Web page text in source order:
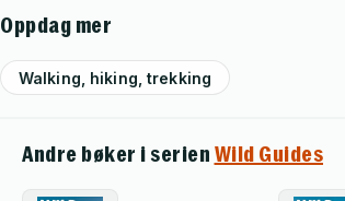
Oppdag mer
Walking, hiking, trekking
Andre bøker i serien Wild Guides